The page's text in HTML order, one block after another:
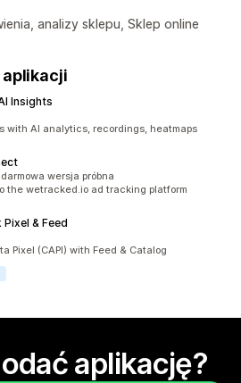
analizy sklepu, Sklep online
Insights
1817
with AI analytics, recordings, heatmaps
98
wersja próbna
the wetracked.io ad tracking platform
& Feed
175
Pixel (CAPI) with Feed & Catalog
aplikację?